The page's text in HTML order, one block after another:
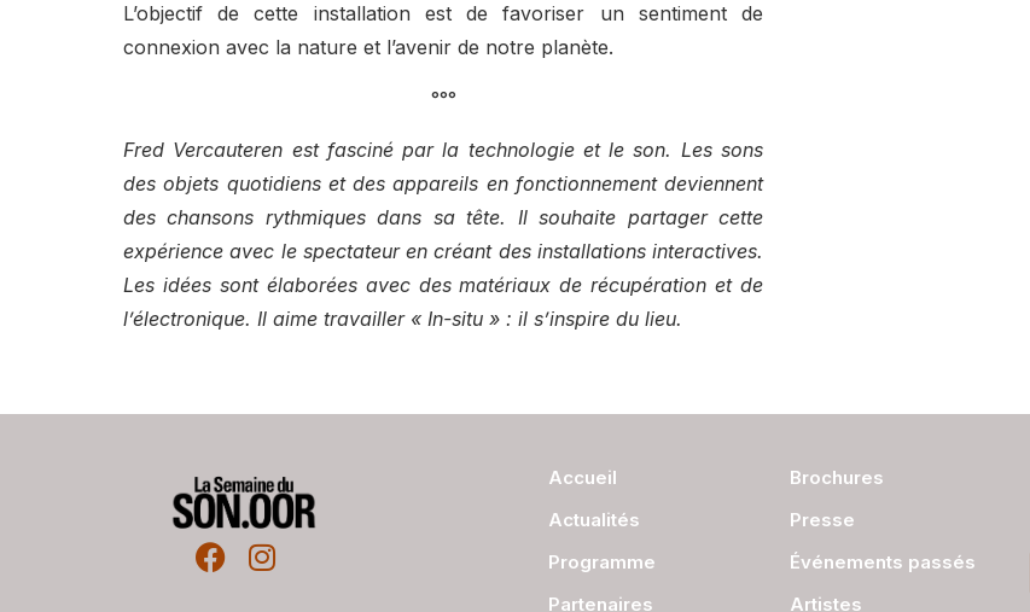
L’objectif de cette installation est de favoriser un sentiment de
connexion avec la nature et l’avenir de notre planète.
°°°
Fred Vercauteren est fasciné par la technologie et le son. Les sons
des objets quotidiens et des appareils en fonctionnement deviennent
des chansons rythmiques dans sa tête. Il souhaite partager cette
expérience avec le spectateur en créant des installations interactives.
Les idées sont élaborées avec des matériaux de récupération et de
l’électronique. Il aime travailler « In-situ » : il s’inspire du lieu.
Accueil
Actualités
Programme
Partenaires
Brochures
Presse
Événements passés
Artistes